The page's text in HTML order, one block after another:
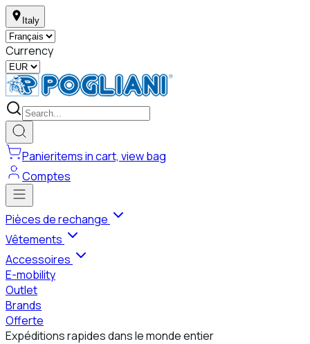
Italy
Currency
Panieritems in cart, view bag
Comptes
Pièces de rechange
Vêtements
Accessoires
E-mobility
Outlet
Brands
Offerte
Expéditions rapides dans le monde entier